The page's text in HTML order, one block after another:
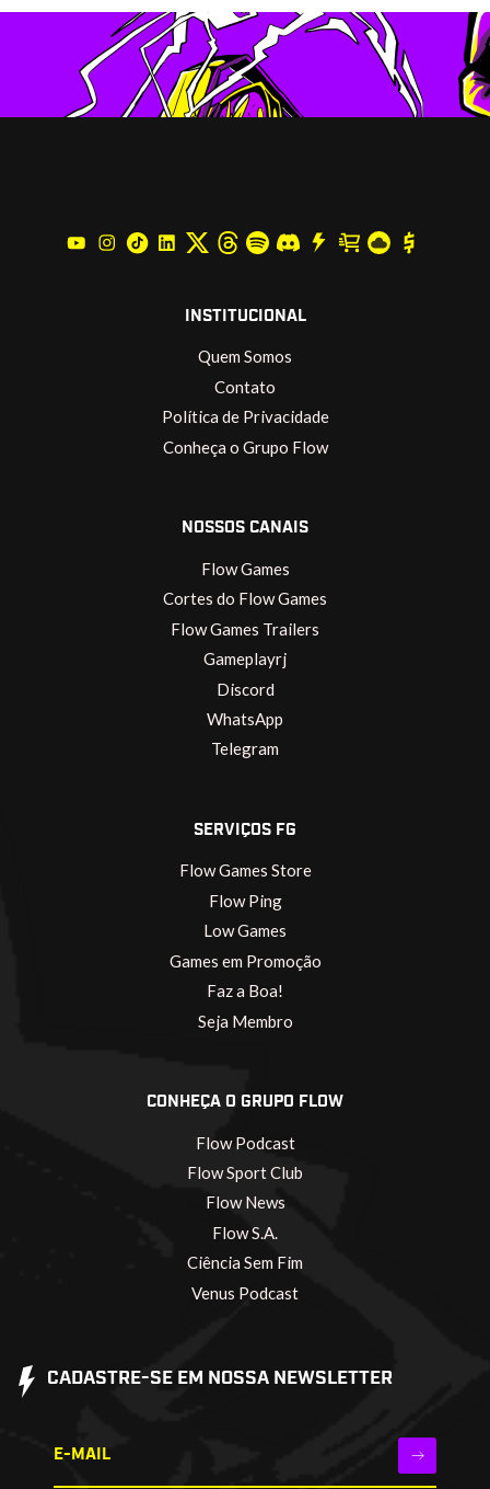
INSTITUCIONAL
Quem Somos
Contato
Política de Privacidade
Conheça o Grupo Flow
NOSSOS CANAIS
Flow Games
Cortes do Flow Games
Flow Games Trailers
Gameplayrj
Discord
WhatsApp
Telegram
SERVIÇOS FG
Flow Games Store
Flow Ping
Low Games
Games em Promoção
Faz a Boa!
Seja Membro
CONHEÇA O GRUPO FLOW
Flow Podcast
Flow Sport Club
Flow News
Flow S.A.
Ciência Sem Fim
Venus Podcast
CADASTRE-SE EM NOSSA NEWSLETTER
E-MAIL